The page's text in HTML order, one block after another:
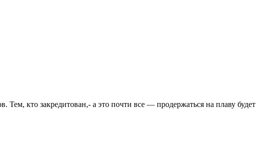
кто закредитован,- а это почти все — продержаться на плаву будет